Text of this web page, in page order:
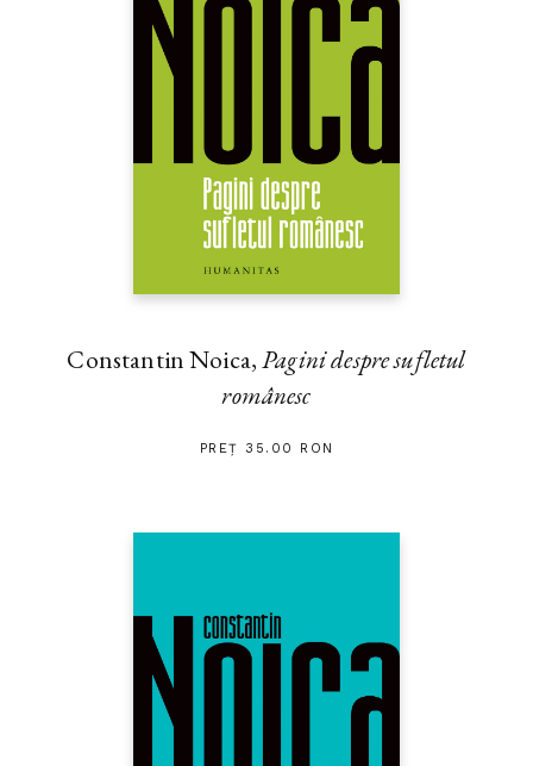
Constantin Noica,Pagini despre sufletul
românesc
PREȚ 35.00 RON